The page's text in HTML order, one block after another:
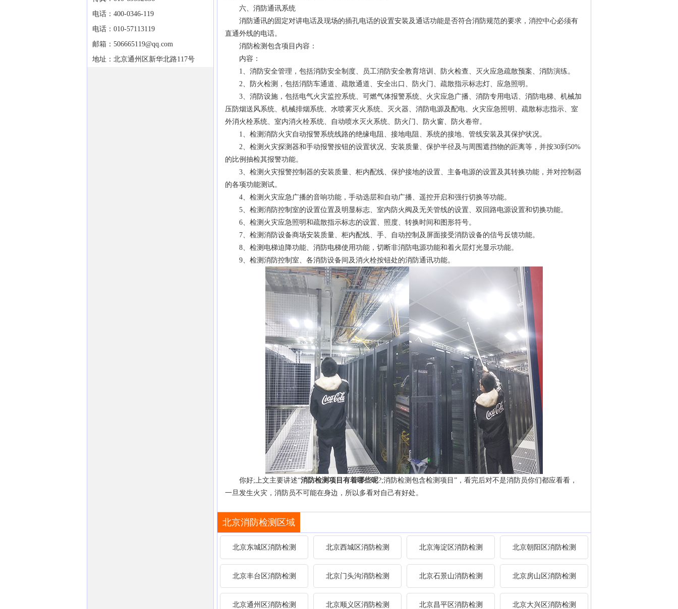
电话：400-0346-119
电话：010-57113119
邮箱：506665119@qq.com
地址：北京通州区新华北路117号
六、消防通讯系统
消防通讯的固定对讲电话及现场的插孔电话的设置安装及通话功能是否符合消防规范的要求，消控中心必须有
直通外线的电话。
消防检测包含项目内容：
内容：
1、消防安全管理，包括消防安全制度、员工消防安全教育培训、防火检查、灭火应急疏散预案、消防演练。
2、防火检测，包括消防车通道、疏散通道、安全出口、防火门、疏散指示标志灯、应急照明。
3、消防设施，包括电气火灾监控系统、可燃气体报警系统、火灾应急广播、消防专用电话、消防电梯、机械加
压防烟送风系统、机械排烟系统、水喷雾灭火系统、灭火器、消防电源及配电、火灾应急照明、疏散标志指示、室
外消火栓系统、室内消火栓系统、自动喷水灭火系统、防火门、防火窗、防火卷帘。
1、检测消防火灾自动报警系统线路的绝缘电阻、接地电阻、系统的接地、管线安装及其保护状况。
2、检测火灾探测器和手动报警按钮的设置状况、安装质量、保护半径及与周围遮挡物的距离等，并按30到50%
的比例抽检其报警功能。
3、检测火灾报警控制器的安装质量、柜内配线、保护接地的设置、主备电源的设置及其转换功能，并对控制器
的各项功能测试。
4、检测火灾应急广播的音响功能，手动选层和自动广播、遥控开启和强行切换等功能。
5、检测消防控制室的设置位置及明显标志、室内防火阀及无关管线的设置、双回路电源设置和切换功能。
6、检测火灾应急照明和疏散指示标志的设置、照度、转换时间和图形符号。
7、检测消防设备商场安装质量、柜内配线、手、自动控制及屏面接受消防设备的信号反馈功能。
8、检测电梯迫降功能、消防电梯使用功能，切断非消防电源功能和着火层灯光显示功能。
9、检测消防控制室、各消防设备间及消火栓按钮处的消防通讯功能。
你好;上文主要讲述“消防检测项目有着哪些呢?;消防检测包含检测项目”，看完后对不是消防员你们都应看看，
一旦发生火灾，消防员不可能在身边，所以多看对自己有好处。
北京消防检测区域
北京东城区消防检测 北京西城区消防检测 北京海淀区消防检测 北京朝阳区消防检测
北京丰台区消防检测 北京门头沟消防检测 北京石景山消防检测 北京房山区消防检测
北京通州区消防检测 北京顺义区消防检测 北京昌平区消防检测 北京大兴区消防检测